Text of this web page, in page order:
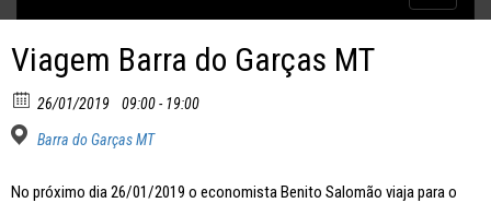
Viagem Barra do Garças MT
26/01/2019 09:00 - 19:00
Barra do Garças MT
No próximo dia 26/01/2019 o economista Benito Salomão viaja para o